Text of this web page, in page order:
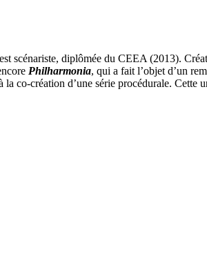
scénariste, diplômée du CEEA (2013).
Philharmonia, qui a fait l’objet d’un
co-création d’une série procédurale.